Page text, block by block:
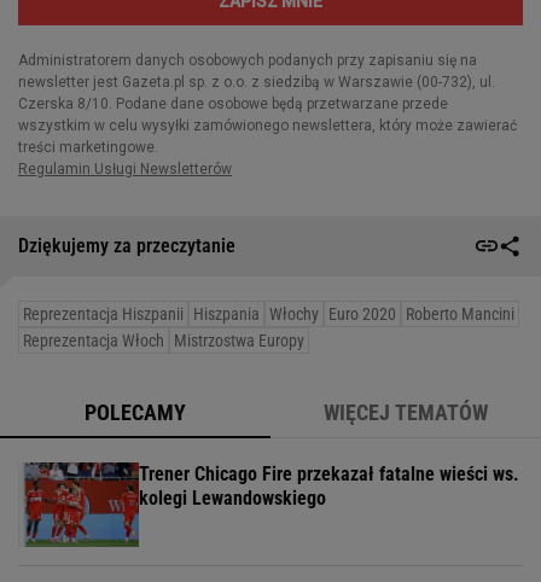
Dziękujemy za przeczytanie
Reprezentacja Hiszpanii Hiszpania Włochy Euro 2020
Roberto Mancini
Reprezentacja Włoch
Mistrzostwa Europy
POLECAMY WIĘCEJ TEMATÓW
Trener Chicago Fire przekazał fatalne wieści ws.
kolegi Lewandowskiego